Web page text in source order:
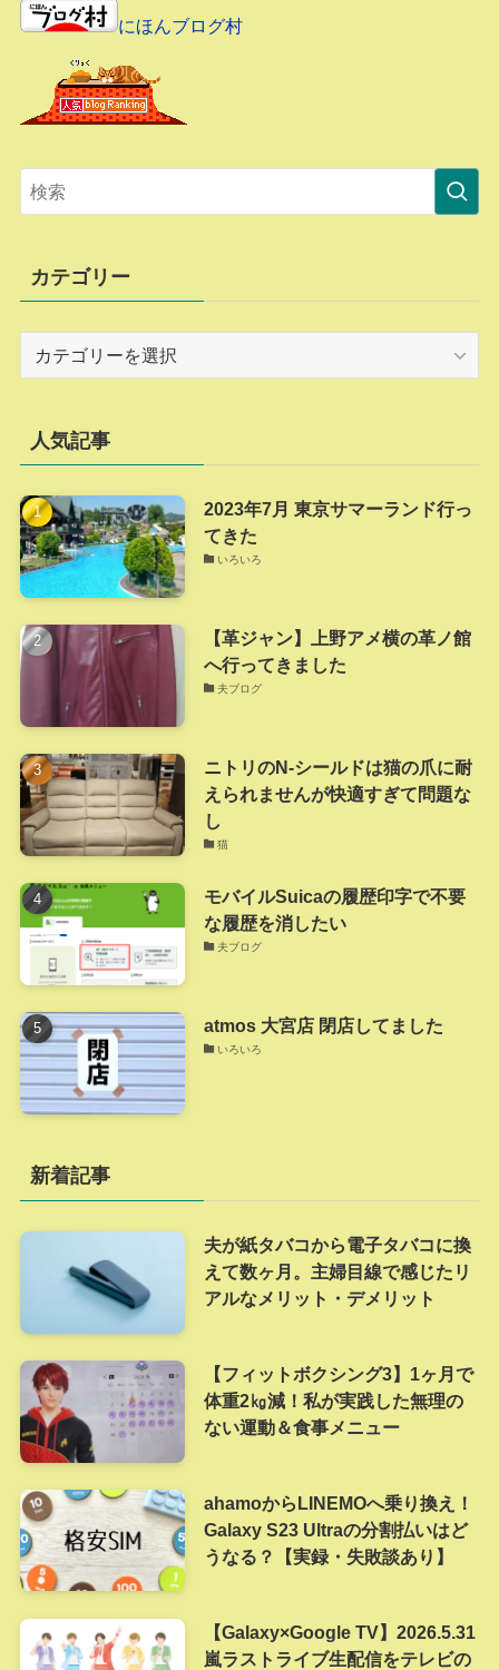
にほんブログ村
カテゴリー
ー
人気記事
2023年7月 東京サマーランド行っ
てきた
いろいろ
【革ジャン】上野アメ横の革ノ館
へ行ってきました
夫ブログ
ニトリのN-シールドは猫の爪に耐
えられませんが快適すぎて問題な
し
猫
モバイルSuicaの履歴印字で不要
な履歴を消したい
夫ブログ
atmos 大宮店 閉店してました
いろいろ
新着記事
夫が紙タバコから電子タバコに換
えて数ヶ月。主婦目線で感じたリ
アルなメリット・デメリット
【フィットボクシング3】1ヶ月で
体重2㎏減！私が実践した無理の
ない運動＆食事メニュー
ahamoからLINEMOへ乗り換え！
Galaxy S23 Ultraの分割払いはど
うなる？【実録・失敗談あり】
【Galaxy×Google TV】2026.5.31
嵐ラストライブ生配信をテレビの